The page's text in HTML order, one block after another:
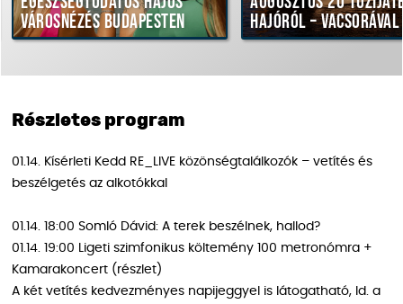
városnézés Budapesten
hajóról – vacsorával
Részletes program
01.14. Kísérleti Kedd RE_LIVE közönségtalálkozók – vetítés és
beszélgetés az alkotókkal
01.14. 18:00 Somló Dávid: A terek beszélnek, hallod?
01.14. 19:00 Ligeti szimfonikus költemény 100 metronómra +
Kamarakoncert (részlet)
A két vetítés kedvezményes napijeggyel is látogatható, ld. a